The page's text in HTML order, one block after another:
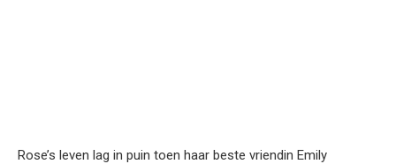
Rose’s leven lag in puin toen haar beste vriendin Emily